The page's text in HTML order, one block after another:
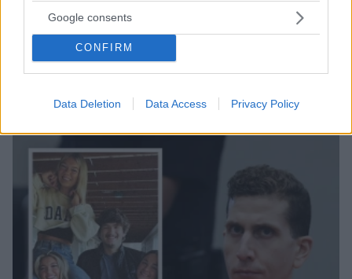
Google consents
CONFIRM
Data Deletion Data Access Privacy Policy
ΔΕΙΤΕ ΟΛΕΣ ΤΙΣ ΕΙΔΗΣΕΙΣ
ΤΑ ΠΙΟ ΔΗΜΟΦΙΛΗ